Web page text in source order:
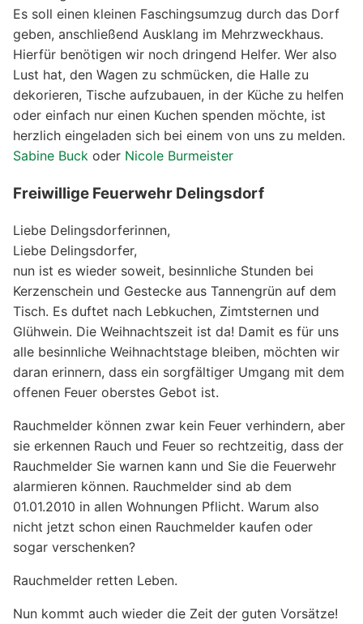
Es soll einen kleinen Faschingsumzug durch das Dorf
geben, anschließend Ausklang im Mehrzweckhaus.
Hierfür benötigen wir noch dringend Helfer. Wer also
Lust hat, den Wagen zu schmücken, die Halle zu
dekorieren, Tische aufzubauen, in der Küche zu helfen
oder einfach nur einen Kuchen spenden möchte, ist
herzlich eingeladen sich bei einem von uns zu melden.
Sabine Buck oder Nicole Burmeister
Freiwillige Feuerwehr Delingsdorf
Liebe Delingsdorferinnen,
Liebe Delingsdorfer,
nun ist es wieder soweit, besinnliche Stunden bei
Kerzenschein und Gestecke aus Tannengrün auf dem
Tisch. Es duftet nach Lebkuchen, Zimtsternen und
Glühwein. Die Weihnachtszeit ist da! Damit es für uns
alle besinnliche Weihnachtstage bleiben, möchten wir
daran erinnern, dass ein sorgfältiger Umgang mit dem
offenen Feuer oberstes Gebot ist.
Rauchmelder können zwar kein Feuer verhindern, aber
sie erkennen Rauch und Feuer so rechtzeitig, dass der
Rauchmelder Sie warnen kann und Sie die Feuerwehr
alarmieren können. Rauchmelder sind ab dem
01.01.2010 in allen Wohnungen Pflicht. Warum also
nicht jetzt schon einen Rauchmelder kaufen oder
sogar verschenken?
Rauchmelder retten Leben.
Nun kommt auch wieder die Zeit der guten Vorsätze!